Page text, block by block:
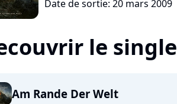
Date de sortie: 20 mars 2009
le single
Am Rande Der Welt